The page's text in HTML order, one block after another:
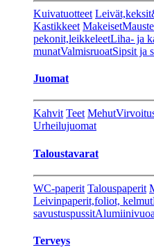
Kuivatuotteet
Kastikkeet Makeiset
pekonit,leikkeleetLiha- ja
munatValmisruoatSipsit ja
Juomat
Kahvit Teet Mehut
Urheilujuomat
Taloustavarat
WC-paperit Talouspaperit
Leivinpaperit,foliot, kelmut
savustuspussit
Terveys